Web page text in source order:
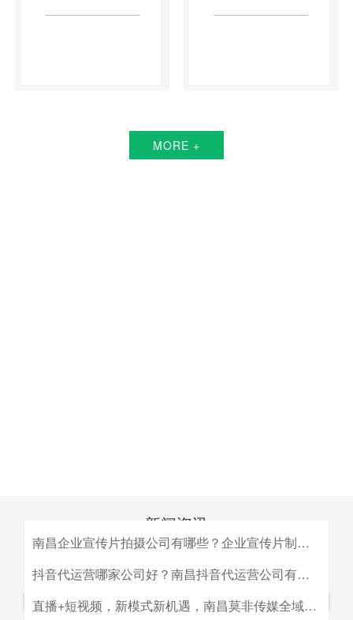
MORE +
新闻资讯
南昌企业宣传片拍摄公司有哪些？企业宣传片制作公司哪家好
南昌企业宣传片拍摄公司有哪些？企业宣传片制作公司哪家
视宣传的规模，似乎企业宣传片是大企业才做得起的东西。
抖音代运营哪家公司好？南昌抖音代运营公司有哪些？
抖音代运营哪家公司好？南昌抖音代运营公司有哪些？抖音直播+短视频，新模式新机遇，南昌莫非传媒全域营销平台全新低成本精准拓客！